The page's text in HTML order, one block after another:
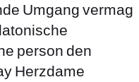
Umgang vermag
person den
Herzdame